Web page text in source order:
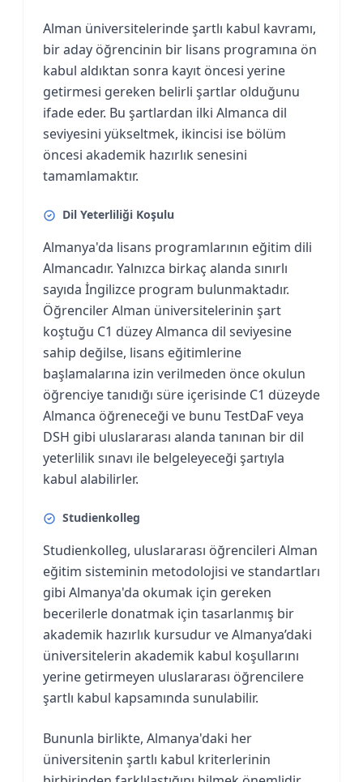
Alman üniversitelerinde şartlı kabul kavramı,
bir aday öğrencinin bir lisans programına ön
kabul aldıktan sonra kayıt öncesi yerine
getirmesi gereken belirli şartlar olduğunu
ifade eder. Bu şartlardan ilki Almanca dil
seviyesini yükseltmek, ikincisi ise bölüm
öncesi akademik hazırlık senesini
tamamlamaktır.
Dil Yeterliliği Koşulu
Almanya'da lisans programlarının eğitim dili
Almancadır. Yalnızca birkaç alanda sınırlı
sayıda İngilizce program bulunmaktadır.
Öğrenciler Alman üniversitelerinin şart
koştuğu C1 düzey Almanca dil seviyesine
sahip değilse, lisans eğitimlerine
başlamalarına izin verilmeden önce okulun
öğrenciye tanıdığı süre içerisinde C1 düzeyde
Almanca öğreneceği ve bunu TestDaF veya
DSH gibi uluslararası alanda tanınan bir dil
yeterlilik sınavı ile belgeleyeceği şartıyla
kabul alabilirler.
Studienkolleg
Studienkolleg, uluslararası öğrencileri Alman
eğitim sisteminin metodolojisi ve standartları
gibi Almanya'da okumak için gereken
becerilerle donatmak için tasarlanmış bir
akademik hazırlık kursudur ve Almanya’daki
üniversitelerin akademik kabul koşullarını
yerine getirmeyen uluslararası öğrencilere
şartlı kabul kapsamında sunulabilir.
Bununla birlikte, Almanya'daki her
üniversitenin şartlı kabul kriterlerinin